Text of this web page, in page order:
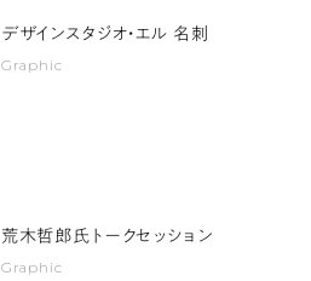
デザインスタジオ・エル 名刺
Graphic
荒木哲郎氏トークセッション
Graphic